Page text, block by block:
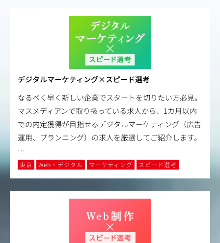
Step 3：プロのWebディレクターへ
分析データや「クリニックの現場の声」をもとに、
新たな企画やサイト改善を提案。医師や社内部署との調
プロジェクト全体の管理など、本格的なディレクション業
務へと幅を広げます。
デジタルマーケティング×スピード選考
なるべく早く新しい企業でスタートを切りたい方必見。
マスメディアンで取り扱っている求人から、1カ月以内
での内定獲得が目指せるデジタルマーケティング（広告
運用、プランニング）の求人を厳選してご紹介します。
…
東京 Web・デジタル マーケティング スピード選考